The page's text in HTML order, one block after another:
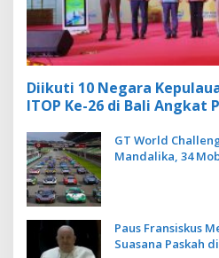
Diikuti 10 Negara
ITOP Ke-26 di Bali Angkat
GT World
Mandalika, 34
Paus Fransiskus
Suasana Paskah